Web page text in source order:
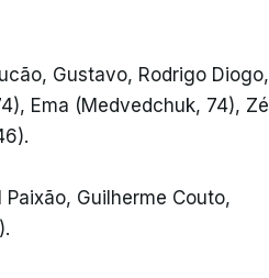
Gustavo, Rodrigo Diogo,
Ema (Medvedchuk, 74), Zé
Guilherme Couto,